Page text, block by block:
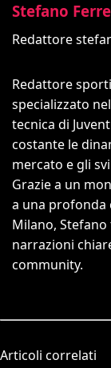
Stefano
Redattore
Redattore
specializzato
tecnica di
costante le
mercato e gli
Grazie a un
a una profonda
Milano,
narrazioni
community.
Articoli correlati